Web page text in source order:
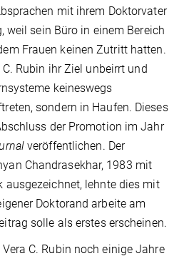
mit ihrem Doktorvater
weil sein Büro in einem Bereich
Frauen keinen Zutritt hatten.
Rubin ihr Ziel unbeirrt und
keineswegs
sondern in Haufen. Dieses
der Promotion im Jahr
veröffentlichen. Der
Chandrasekhar, 1983 mit
ausgezeichnet, lehnte dies mit
Doktorand arbeite am
solle als erstes erscheinen.
C. Rubin noch einige Jahre